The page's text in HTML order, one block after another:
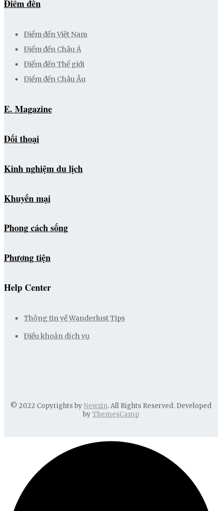
Điểm đến
Điểm đến Việt Nam
Điểm đến Châu Á
Điểm đến Thế giới
Điểm đến Châu Âu
E. Magazine
Đối thoại
Kinh nghiệm du lịch
Khuyến mại
Phong cách sống
Phương tiện
Help Center
Thông tin về Wanderlust Tips
Điều khoản dịch vụ
© 2022 Copyrights byNewzin. All Rights Reserved. Developed
byThemesCamp